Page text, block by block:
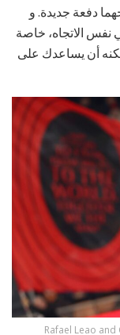
دفعة جديدة. و
نفس الاتجاه، خاصة
أن يساعدك على
Rafael Leao and